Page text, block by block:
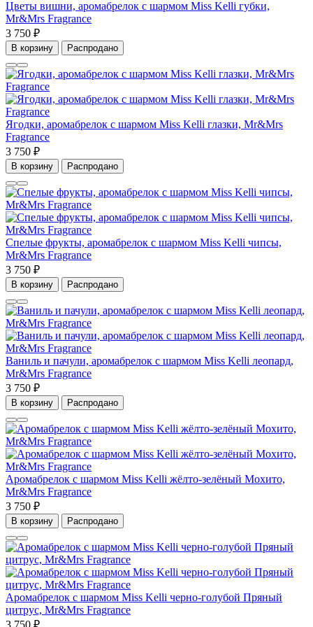
Цветы вишни, аромабрелок с шармом Miss Kelli губки,
Mr&Mrs Fragrance
3 750 ₽
В корзину Распродано
Ягодки, аромабрелок с шармом Miss Kelli глазки, Mr&Mrs
Fragrance
3 750 ₽
В корзину Распродано
Спелые фрукты, аромабрелок с шармом Miss Kelli чипсы,
Mr&Mrs Fragrance
3 750 ₽
В корзину Распродано
Ваниль и пачули, аромабрелок с шармом Miss Kelli леопард,
Mr&Mrs Fragrance
3 750 ₽
В корзину Распродано
Аромабрелок с шармом Miss Kelli жёлто-зелёный Мохито,
Mr&Mrs Fragrance
3 750 ₽
В корзину Распродано
Аромабрелок с шармом Miss Kelli черно-голубой Пряный
цитрус, Mr&Mrs Fragrance
3 750 ₽